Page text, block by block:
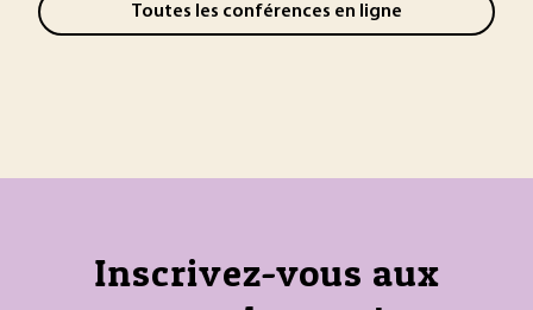
Toutes les conférences en ligne
Inscrivez-vous aux